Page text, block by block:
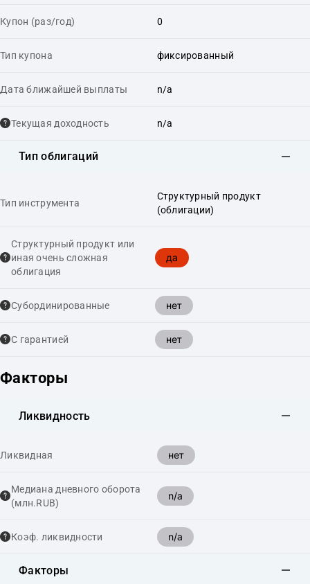
Купон (раз/год) 0
Тип купона фиксированный
Дата ближайшей выплаты n/a
Текущая доходность n/a
Тип облигаций
Тип инструмента
Структурный продукт
(облигации)
Структурный продукт или
иная очень сложная
облигация
да
Cубординированные нет
С гарантией нет
Факторы
Ликвидность
Ликвидная нет
Медиана дневного оборота
(млн.RUB)
n/a
Коэф. ликвидности n/a
Факторы